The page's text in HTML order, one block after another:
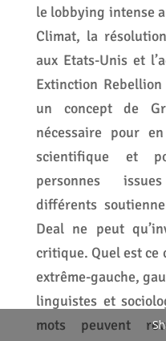
le lobbying intense
Climat, la
aux Etats-Unis et
Extinction
un concept de
nécessaire pour
scientifique et
personnes
différents
Deal ne peut
critique. Quel est ce
extrême-gauche,
linguistes et
mots peuvent